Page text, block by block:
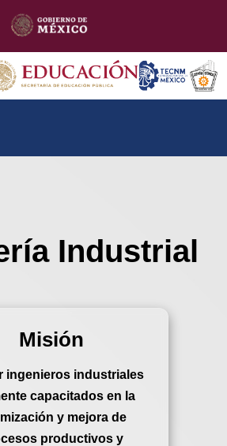
Industrial
Misión
ingenieros industriales
capacitados en la
y mejora de
productivos y